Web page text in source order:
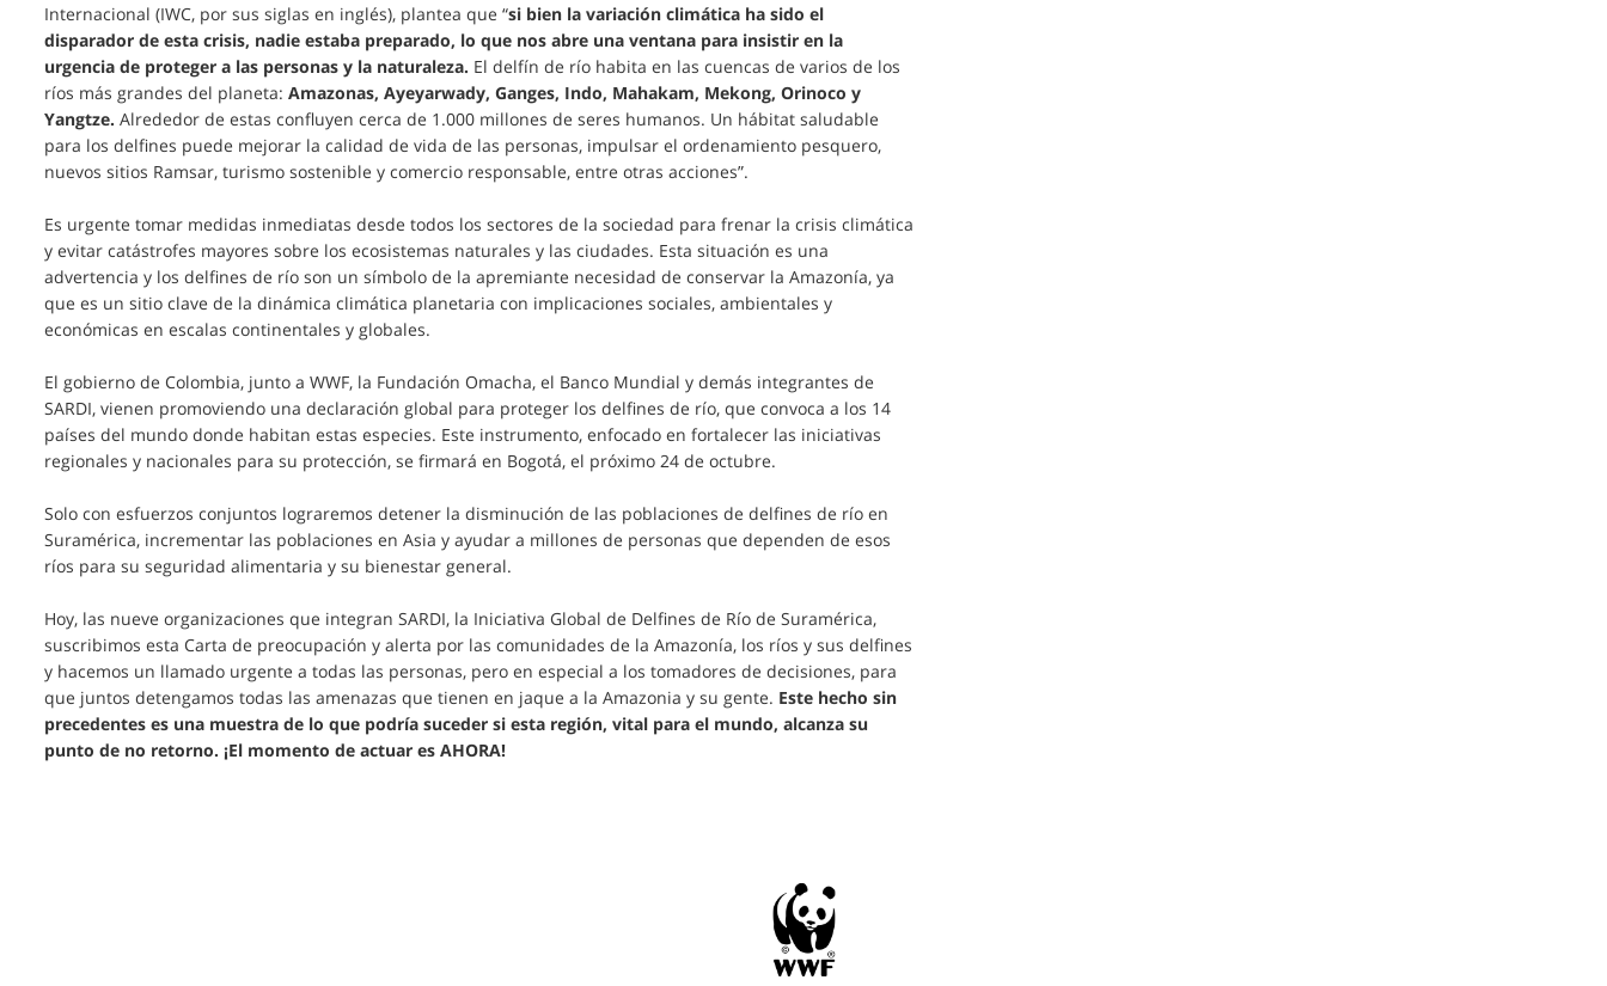
Internacional (IWC, por sus siglas en inglés), plantea que “si bien la variación climática ha sido el
disparador de esta crisis, nadie estaba preparado, lo que nos abre una ventana para insistir en la
urgencia de proteger a las personas y la naturaleza. El delfín de río habita en las cuencas de varios de los
ríos más grandes del planeta: Amazonas, Ayeyarwady, Ganges, Indo, Mahakam, Mekong, Orinoco y
Yangtze. Alrededor de estas confluyen cerca de 1.000 millones de seres humanos. Un hábitat saludable
para los delfines puede mejorar la calidad de vida de las personas, impulsar el ordenamiento pesquero,
nuevos sitios Ramsar, turismo sostenible y comercio responsable, entre otras acciones”.
Es urgente tomar medidas inmediatas desde todos los sectores de la sociedad para frenar la crisis climática
y evitar catástrofes mayores sobre los ecosistemas naturales y las ciudades. Esta situación es una
advertencia y los delfines de río son un símbolo de la apremiante necesidad de conservar la Amazonía, ya
que es un sitio clave de la dinámica climática planetaria con implicaciones sociales, ambientales y
económicas en escalas continentales y globales.
El gobierno de Colombia, junto a WWF, la Fundación Omacha, el Banco Mundial y demás integrantes de
SARDI, vienen promoviendo una declaración global para proteger los delfines de río, que convoca a los 14
países del mundo donde habitan estas especies. Este instrumento, enfocado en fortalecer las iniciativas
regionales y nacionales para su protección, se firmará en Bogotá, el próximo 24 de octubre.
Solo con esfuerzos conjuntos lograremos detener la disminución de las poblaciones de delfines de río en
Suramérica, incrementar las poblaciones en Asia y ayudar a millones de personas que dependen de esos
ríos para su seguridad alimentaria y su bienestar general.
Hoy, las nueve organizaciones que integran SARDI, la Iniciativa Global de Delfines de Río de Suramérica,
suscribimos esta Carta de preocupación y alerta por las comunidades de la Amazonía, los ríos y sus delfines
y hacemos un llamado urgente a todas las personas, pero en especial a los tomadores de decisiones, para
que juntos detengamos todas las amenazas que tienen en jaque a la Amazonia y su gente. Este hecho sin
precedentes es una muestra de lo que podría suceder si esta región, vital para el mundo, alcanza su
punto de no retorno. ¡El momento de actuar es AHORA!